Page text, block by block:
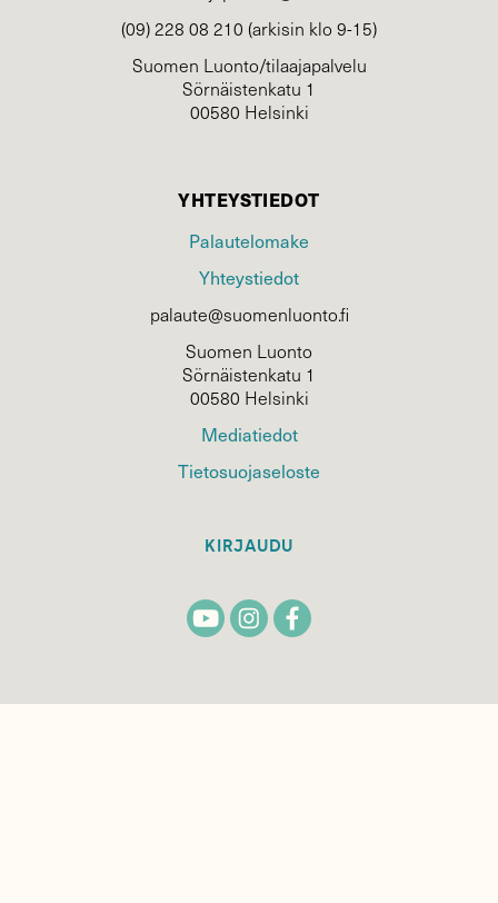
(09) 228 08 210 (arkisin klo 9-15)
Suomen Luonto/tilaajapalvelu
Sörnäistenkatu 1
00580 Helsinki
YHTEYSTIEDOT
Palautelomake
Yhteystiedot
palaute@suomenluonto.fi
Suomen Luonto
Sörnäistenkatu 1
00580 Helsinki
Mediatiedot
Tietosuojaseloste
KIRJAUDU